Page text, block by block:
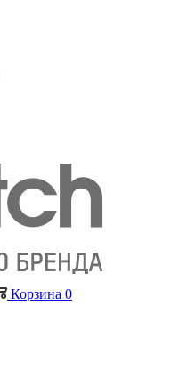
Корзина 0